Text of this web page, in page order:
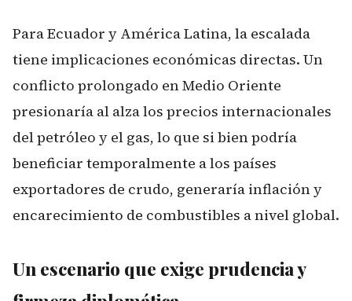
Para Ecuador y América Latina, la escalada
tiene implicaciones económicas directas. Un
conflicto prolongado en Medio Oriente
presionaría al alza los precios internacionales
del petróleo y el gas, lo que si bien podría
beneficiar temporalmente a los países
exportadores de crudo, generaría inflación y
encarecimiento de combustibles a nivel global.
Un escenario que exige prudencia y